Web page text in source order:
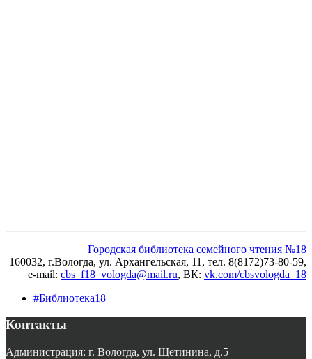
Городская библиотека семейного чтения №18
160032, г.Вологда, ул. Архангельская, 11, тел. 8(8172)73-80-59,
e-mail: cbs_f18_vologda@mail.ru, ВК: vk.com/cbsvologda_18
#Библиотека18
Контакты
Администрация: г. Вологда, ул. Щетинина, д.5